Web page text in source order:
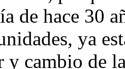
de hace 30
ya
cambio de